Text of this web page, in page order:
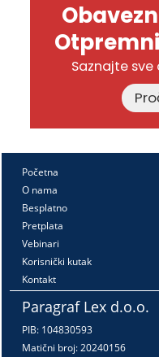
Saznajte
Početna
O nama
Besplatno
Pretplata
Vebinari
Korisnički kutak
Kontakt
Paragraf Lex d.o.o.
PIB: 104830593
Matični broj: 20240156